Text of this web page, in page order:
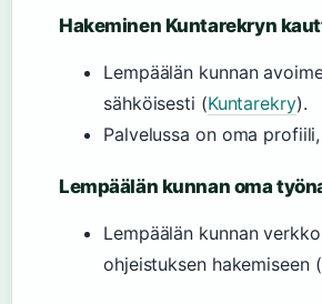
Hakeminen Kuntarekryn
Lempäälän kunnan
sähköisesti (Kuntarekry).
Palvelussa on oma
Lempäälän kunnan oma
Lempäälän kunnan
ohjeistuksen hakemiseen (